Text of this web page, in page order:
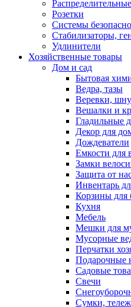
Розетки
Системы
Стабилизаторы,
Удлинители
Хозяйственные товары
Дом и сад
Бытовая
Ведра, тазы
Веревки,
Вешалки и
Гладильные
Декор для
Дождеватели
Емкости для
Замки
Защита от
Инвентарь
Корзины для
Кухня
Мебель
Мешки для
Мусорные
Перчатки
Подарочные
Садовые
Свечи
Сумки,